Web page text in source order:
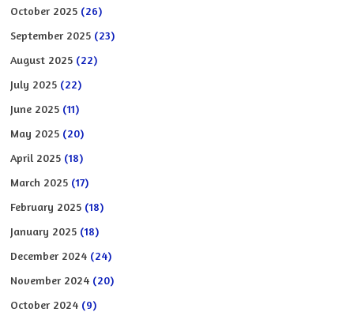
October 2025 (26)
September 2025 (23)
August 2025 (22)
July 2025 (22)
June 2025 (11)
May 2025 (20)
April 2025 (18)
March 2025 (17)
February 2025 (18)
January 2025 (18)
December 2024 (24)
November 2024 (20)
October 2024 (9)